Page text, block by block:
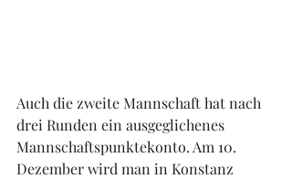
Auch die zweite Mannschaft hat nach
drei Runden ein ausgeglichenes
Mannschaftspunktekonto. Am 10.
Dezember wird man in Konstanz